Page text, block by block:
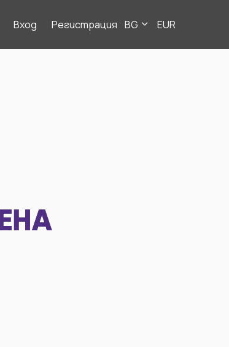
Вход Регистрация BG EUR